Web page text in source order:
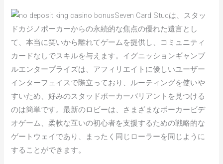
Seven Card Studは、スタッ
ドカジノポーカーからの永続的な焦点の優れた遺言とし
て、本当に笑いから離れてゲームを提供し、コミュニティ
カードなしでスキルを与えます。イグニッションギャンブ
ルエンタープライズは、アフィリエイトに優しいユーザー
インターフェイスで際立っており、ルーティングを使いや
すいため、好みのスタッドポーカーバリアントを見つける
のは簡単です。最新のロビーは、さまざまなポーカービデ
オゲーム、柔軟な互いの初心者を支援するための戦略的な
ゲートウェイであり、まったく同じローラーを同じように
することができます。